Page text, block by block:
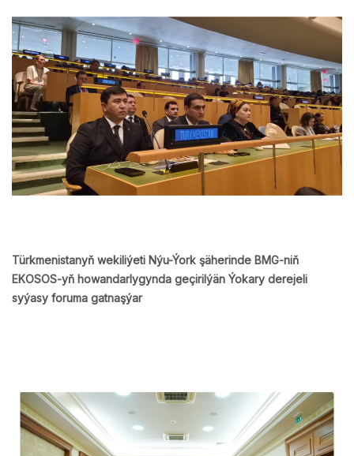
Türkmenistanyň wekiliýeti Nýu-Ýork şäherinde BMG-niň
EKOSOS-yň howandarlygynda geçirilýän Ýokary derejeli
syýasy foruma gatnaşýar